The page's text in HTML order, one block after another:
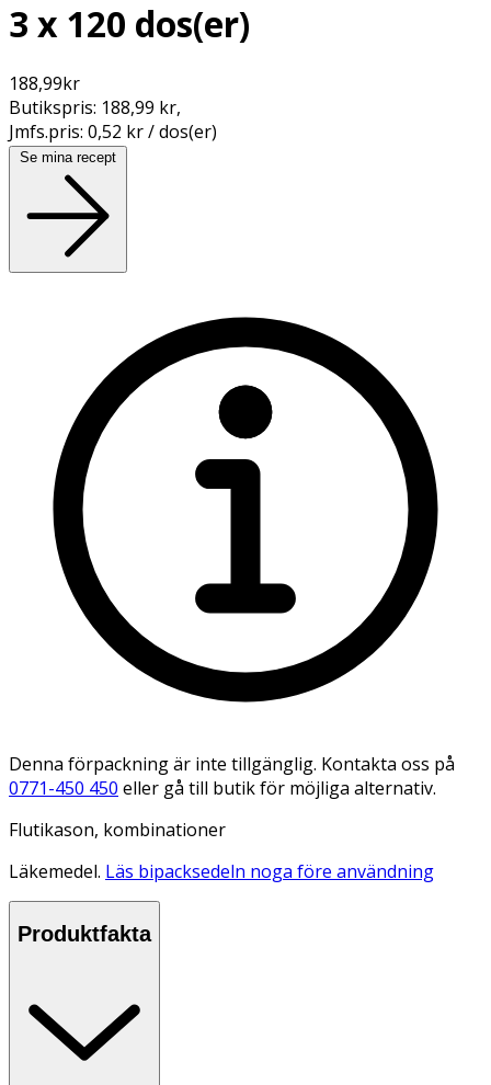
3 x 120 dos(er)
188,99kr
Butikspris: 188,99 kr,
Jmfs.pris: 0,52 kr / dos(er)
Se mina recept
Denna förpackning är inte tillgänglig. Kontakta oss på
0771-450 450 eller gå till butik för möjliga alternativ.
Flutikason, kombinationer
Läkemedel. Läs bipacksedeln noga före användning
Produktfakta